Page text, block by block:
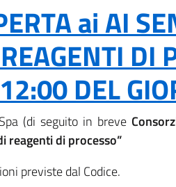
ai AI
DI
DEL
(di seguito in breve
reagenti di processo”
previste dal Codice.